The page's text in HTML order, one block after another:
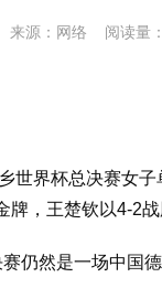
来源：网络 阅读量
世界杯总决赛女
牌，王楚钦以4-2
仍然是一场中国